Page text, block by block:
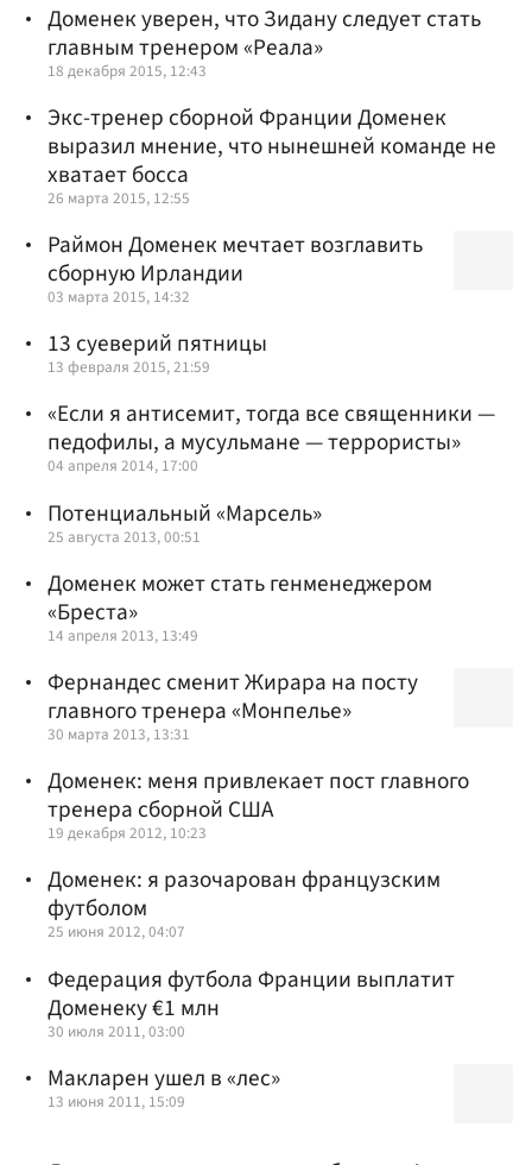
Доменек уверен, что Зидану следует стать
главным тренером «Реала»
18 декабря 2015, 12:43
Экс-тренер сборной Франции Доменек
выразил мнение, что нынешней команде не
хватает босса
26 марта 2015, 12:55
Раймон Доменек мечтает возглавить
сборную Ирландии
03 марта 2015, 14:32
13 суеверий пятницы
13 февраля 2015, 21:59
«Если я антисемит, тогда все священники —
педофилы, а мусульмане — террористы»
04 апреля 2014, 17:00
Потенциальный «Марсель»
25 августа 2013, 00:51
Доменек может стать генменеджером
«Бреста»
14 апреля 2013, 13:49
Фернандес сменит Жирара на посту
главного тренера «Монпелье»
30 марта 2013, 13:31
Доменек: меня привлекает пост главного
тренера сборной США
19 декабря 2012, 10:23
Доменек: я разочарован французским
футболом
25 июня 2012, 04:07
Федерация футбола Франции выплатит
Доменеку €1 млн
30 июля 2011, 03:00
Макларен ушел в «лес»
13 июня 2011, 15:09